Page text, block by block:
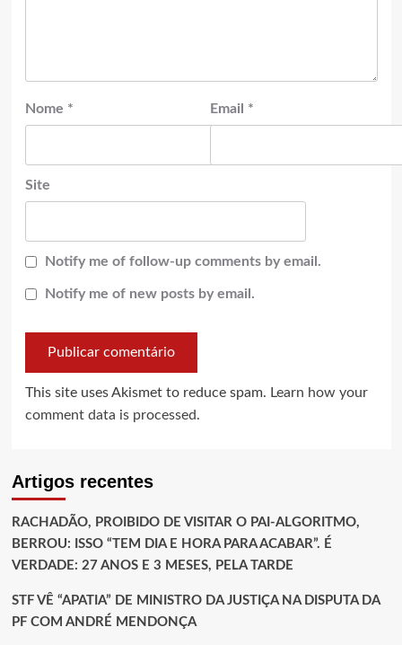
Nome * Email *
Site
Notify me of follow-up comments by email.
Notify me of new posts by email.
This site uses Akismet to reduce spam. Learn how your
comment data is processed.
Artigos recentes
RACHADÃO, PROIBIDO DE VISITAR O PAI-ALGORITMO,
BERROU: ISSO “TEM DIA E HORA PARA ACABAR”. É
VERDADE: 27 ANOS E 3 MESES, PELA TARDE
STF VÊ “APATIA” DE MINISTRO DA JUSTIÇA NA DISPUTA DA
PF COM ANDRÉ MENDONÇA